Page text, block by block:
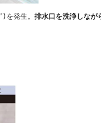
を発生。 排水口を洗浄しなが